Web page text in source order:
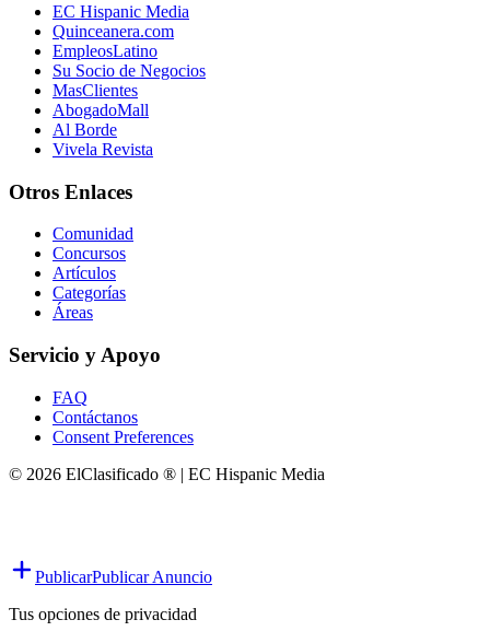
EC Hispanic Media
Quinceanera.com
EmpleosLatino
Su Socio de Negocios
MasClientes
AbogadoMall
Al Borde
Vivela Revista
Otros Enlaces
Comunidad
Concursos
Artículos
Categorías
Áreas
Servicio y Apoyo
FAQ
Contáctanos
Consent Preferences
© 2026 ElClasificado ® | EC Hispanic Media
PublicarPublicar Anuncio
Tus opciones de privacidad